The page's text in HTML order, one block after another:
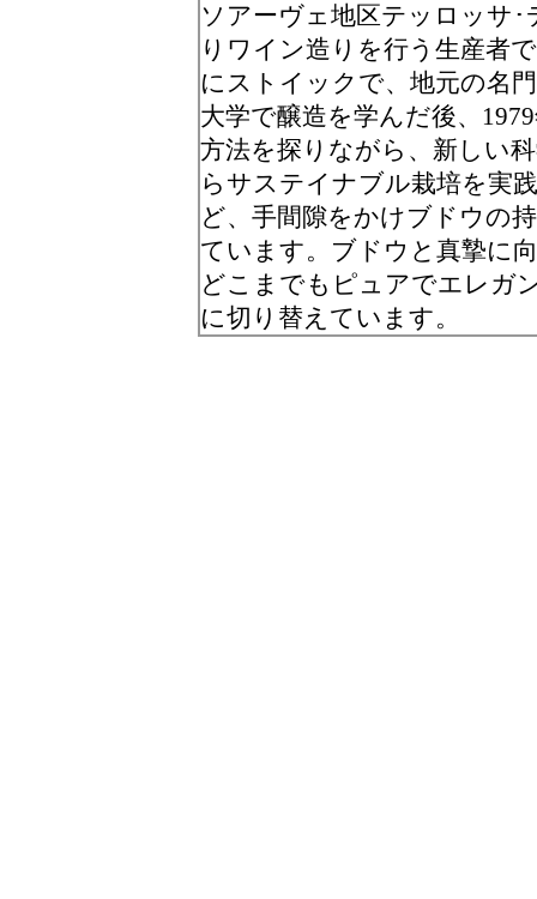
ソアーヴェ地区テッロッサ
りワイン造りを行う生産者
にストイックで、地元の名
大学で醸造を学んだ後、
方法を探りながら、新しい
らサステイナブル栽培を実
ど、手間隙をかけブドウの
ています。ブドウと真摯に
どこまでもピュアでエレガ
に切り替えています。